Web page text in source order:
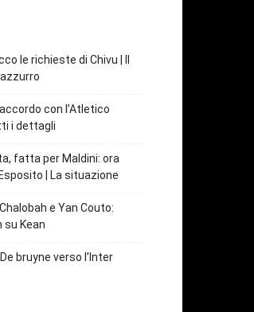
le richieste di Chivu | Il
con l’Atletico
i dettagli
fatta per Maldini: ora
| La situazione
e Yan Couto:
su Kean
bruyne verso l’Inter